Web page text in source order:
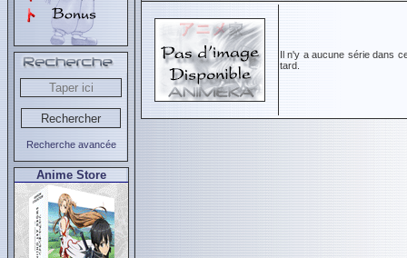
Recherche avancée
Anime Store
Il n'y a aucune série dans
tard.